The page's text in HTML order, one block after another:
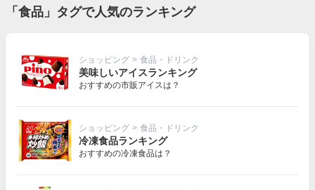
「食品」タグで人気のランキング
ショッピング > 食品・ドリンク
美味しいアイスランキング
おすすめの市販アイスは？
ショッピング > 食品・ドリンク
冷凍食品ランキング
おすすめの冷凍食品は？